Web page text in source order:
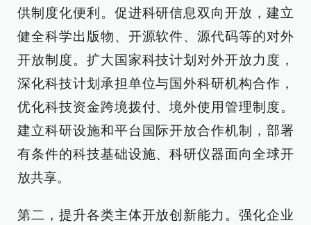
供制度化便利。促进科研信息双向开放，建立
健全科学出版物、开源软件、源代码等的对外
开放制度。扩大国家科技计划对外开放力度，
深化科技计划承担单位与国外科研机构合作，
优化科技资金跨境拨付、境外使用管理制度。
建立科研设施和平台国际开放合作机制，部署
有条件的科技基础设施、科研仪器面向全球开
放共享。
第二，提升各类主体开放创新能力。强化企业